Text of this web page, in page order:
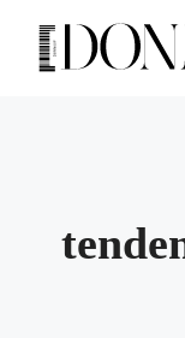
contenuto